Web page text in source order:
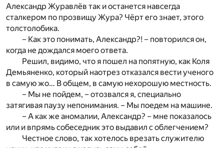
Александр Журавлёв так и останется навсегда
сталкером по прозвищу Жура? Чёрт его знает, этого
толстолобика.
– Как это понимать, Александр?! – повторился он,
когда не дождался моего ответа.
Решил, видимо, что я пошел на попятную, как Коля
Демьяненко, который наотрез отказался вести ученого
в самую жо… В общем, в самую нехорошую местность.
– Мы не пойдем, – отозвался я, специально
затягивая паузу непонимания. – Мы поедем на машине.
– А как же аномалии, Александр? – мне показалось
или и впрямь собеседник это выдавил с облегчением?
Честное слово, так хотелось врезать служителю